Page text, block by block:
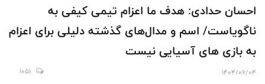
احسان حدادی: هدف ما اعزام تیمی کیفی به
ناگویاست/ اسم و مدال‌های گذشته دلیلی برای اعزام
به بازی های آسیایی نیست
1404/06/04
1051